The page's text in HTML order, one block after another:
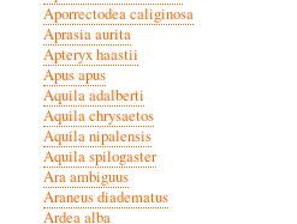
Aporrectodea caliginosa
Aprasia aurita
Apteryx haastii
Apus apus
Aquila adalberti
Aquila chrysaetos
Aquila nipalensis
Aquila spilogaster
Ara ambiguus
Araneus diadematus
Ardea alba